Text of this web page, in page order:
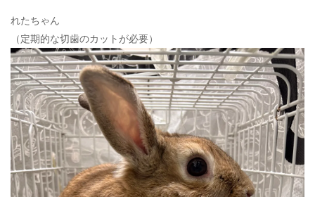
れたちゃん
（定期的な切歯のカットが必要）